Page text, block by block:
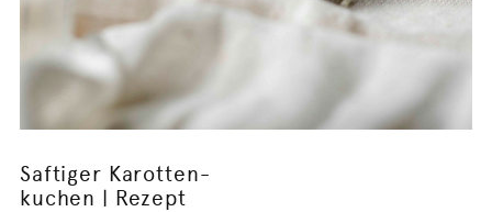
Saftiger Karotten-
kuchen | Rezept